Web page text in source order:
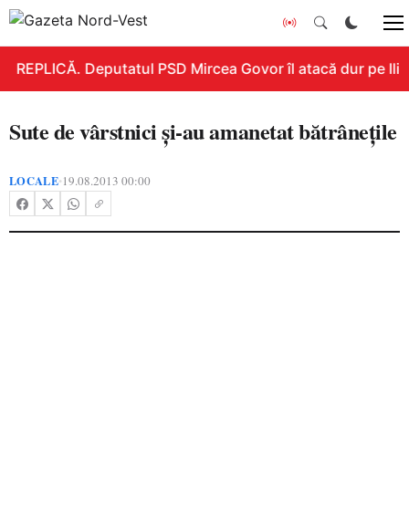
REPLICĂ. Deputatul PSD Mircea Govor îl atacă dur pe
Sute de vârstnici şi-au amanetat bătrâneţile
LOCALE•19.08.2013 00:00